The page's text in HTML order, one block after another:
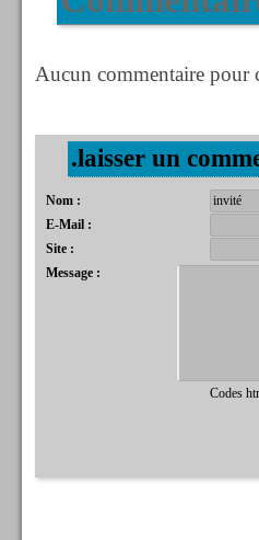
Aucun commentaire pour
.laisser un
Nom :
E-Mail :
Site :
Message :
Codes